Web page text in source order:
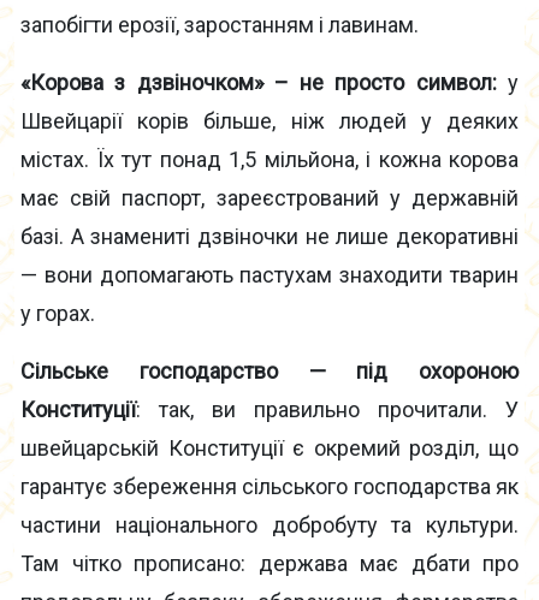
запобігти ерозії, заростанням і лавинам.
«Корова з дзвіночком» – не просто символ: у
Швейцарії корів більше, ніж людей у деяких
містах. Їх тут понад 1,5 мільйона, і кожна корова
має свій паспорт, зареєстрований у державній
базі. А знамениті дзвіночки не лише декоративні
— вони допомагають пастухам знаходити тварин
у горах.
Сільське господарство — під охороною
Конституції: так, ви правильно прочитали. У
швейцарській Конституції є окремий розділ, що
гарантує збереження сільського господарства як
частини національного добробуту та культури.
Там чітко прописано: держава має дбати про